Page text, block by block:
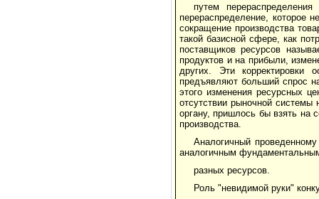
путем
перераспределение, которое
сокращение производства
такой базисной сфере, как
поставщиков ресурсов
продуктов и на прибыли,
других. Эти корректировки
предъявляют больший спрос
этого изменения ресурсных
отсутствии рыночной системы
органу, пришлось бы взять на
производства.
Аналогичный
аналогичным
разных ресурсов.
Роль "невидимой руки"